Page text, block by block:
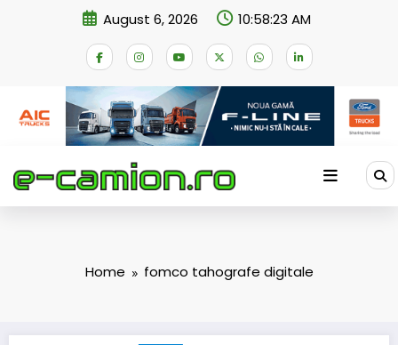
August 6, 2026 10:58:23 AM
Home fomco tahografe digitale